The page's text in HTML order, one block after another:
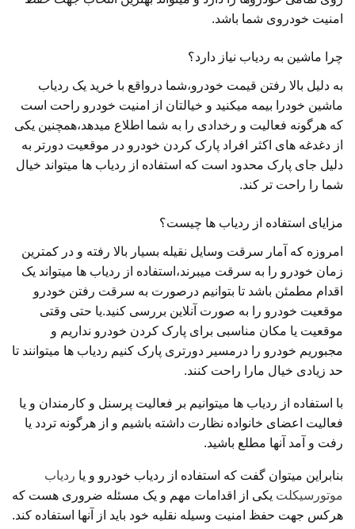
امنیت خودروی شما باشد.
چرا ماشین به ردیاب نیاز دارد؟
به دلیل بالا رفتن قیمت خودرو،شما درواقع با خرید یک ردیاب
ماشین خودرا بیمه میکنید و خیالتان از امنیت خودرو راحت است
که هرگونه فعالیت و رخدادی را به شما اطلاع میدهد،همچنین یکی
از دغدغه های اکثر افراد پارک کردن خودرو در موقعیت دورتر به
دلیل جای پارک محدود است که استفاده از ردیاب ها میتواند خیال
شما را راحت تر کند.
مزایای استفاده از ردیاب ها چیست؟
امروزه که آمار سرقت وسایل نقیله بسیار بالا رفته و در کمترین
زمان خودرو را به سرقت میبرند،استفاده از ردیاب ها میتواند یک
اقدام مطمئن باشد تا بتوانیم درصورت به سرقت رفتن خودرو
موقعیت خودرو را به صورت آنلاین بررسی کنید.یا حتی وقتی
موقعیت یا مکان مناسبی برای پارک کردن خودرو نداریم و
مجبوریم خودرو را درمسیر دورتری پارک کنیم ردیاب ها میتوانند تا
حد زیادی خیال مارا راحت کنند.
با استفاده از ردیاب ها میتوانیم بر فعالیت پرسنل و کارمندان و یا
فعالیت اعضای خانواده نظارت داشته باشیم و از هرگونه تردد یا
رفت و آمد آنها مطلع باشید.
بنابراین میتوان گفت که استفاده از ردیاب خودرو و یا ردیاب
موتورسیکلت یکی از اقدامات مهم و یک مسئله ضروری هست که
هرکس جهت حفظ امنیت وسیله نقلیه خود باید از آنها استفاده کند.